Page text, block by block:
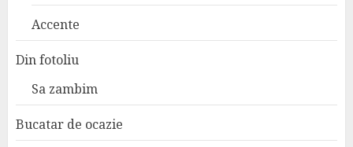
Accente
Din fotoliu
Sa zambim
Bucatar de ocazie